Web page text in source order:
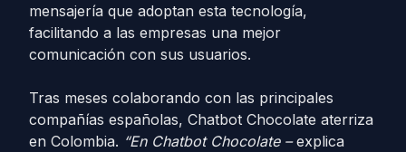
mensajería que adoptan esta tecnología,
facilitando a las empresas una mejor
comunicación con sus usuarios.
Tras meses colaborando con las principales
compañías españolas, Chatbot Chocolate aterriza
en Colombia. “En Chatbot Chocolate –explica